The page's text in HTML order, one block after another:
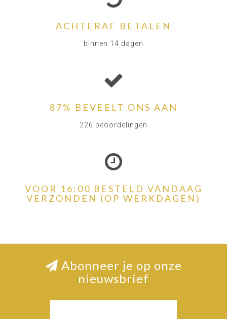
ACHTERAF BETALEN
binnen 14 dagen
87% BEVEELT ONS AAN
226 beoordelingen
VOOR 16:00 BESTELD VANDAAG
VERZONDEN (OP WERKDAGEN)
Abonneer je op onze
nieuwsbrief